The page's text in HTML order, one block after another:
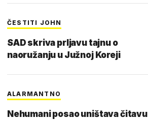
ČESTITI JOHN
SAD skriva prljavu tajnu o
naoružanju u Južnoj Koreji
ALARMANTNO
Nehumani posao uništava čitavu